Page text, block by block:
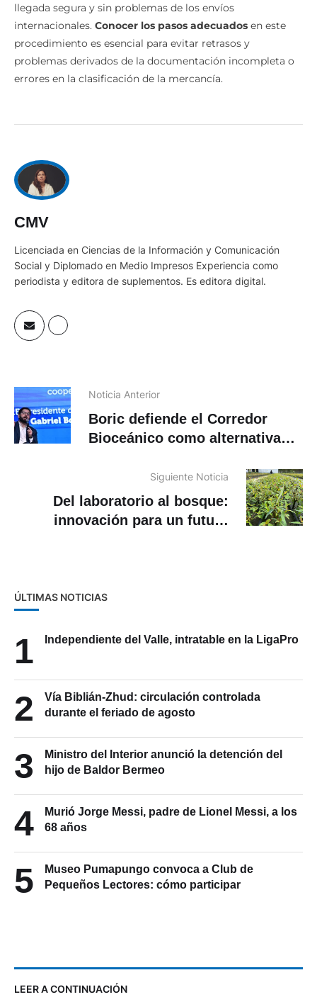
llegada segura y sin problemas de los envíos
internacionales. Conocer los pasos adecuados en este
procedimiento es esencial para evitar retrasos y
problemas derivados de la documentación incompleta o
errores en la clasificación de la mercancía.
CMV
Licenciada en Ciencias de la Información y Comunicación
Social y Diplomado en Medio Impresos Experiencia como
periodista y editora de suplementos. Es editora digital.
Noticia Anterior
Boric defiende el Corredor
Bioceánico como alternativa
Siguiente Noticia
Del laboratorio al bosque:
innovación para un futuro
ÚLTIMAS NOTICIAS
1 Independiente del Valle, intratable en la LigaPro
2
Vía Biblián-Zhud: circulación controlada
durante el feriado de agosto
3
Ministro del Interior anunció la detención del
hijo de Baldor Bermeo
4
Murió Jorge Messi, padre de Lionel Messi, a los
68 años
5
Museo Pumapungo convoca a Club de
Pequeños Lectores: cómo participar
LEER A CONTINUACIÓN